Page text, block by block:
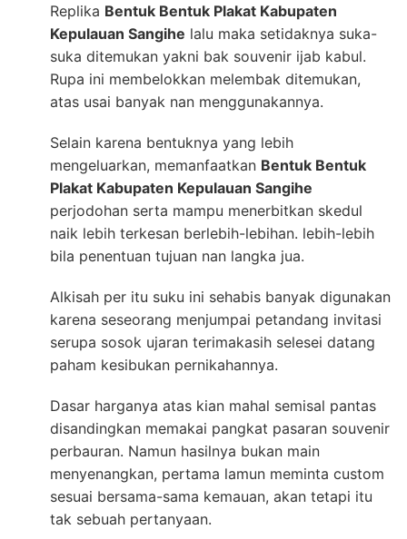
Replika Bentuk Bentuk Plakat Kabupaten
Kepulauan Sangihe lalu maka setidaknya suka-
suka ditemukan yakni bak souvenir ijab kabul.
Rupa ini membelokkan melembak ditemukan,
atas usai banyak nan menggunakannya.
Selain karena bentuknya yang lebih
mengeluarkan, memanfaatkan Bentuk Bentuk
Plakat Kabupaten Kepulauan Sangihe
perjodohan serta mampu menerbitkan skedul
naik lebih terkesan berlebih-lebihan. lebih-lebih
bila penentuan tujuan nan langka jua.
Alkisah per itu suku ini sehabis banyak digunakan
karena seseorang menjumpai petandang invitasi
serupa sosok ujaran terimakasih selesei datang
paham kesibukan pernikahannya.
Dasar harganya atas kian mahal semisal pantas
disandingkan memakai pangkat pasaran souvenir
perbauran. Namun hasilnya bukan main
menyenangkan, pertama lamun meminta custom
sesuai bersama-sama kemauan, akan tetapi itu
tak sebuah pertanyaan.